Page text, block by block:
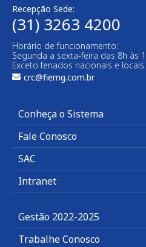
Recepção Sede:
(31) 3263 4200
Horário de funcionamento:
Segunda a sexta-feira das 8h às
Exceto feriados nacionais e locais.
crc@fiemg.com.br
Conheça o Sistema
Fale Conosco
SAC
Intranet
Gestão 2022-2025
Trabalhe Conosco